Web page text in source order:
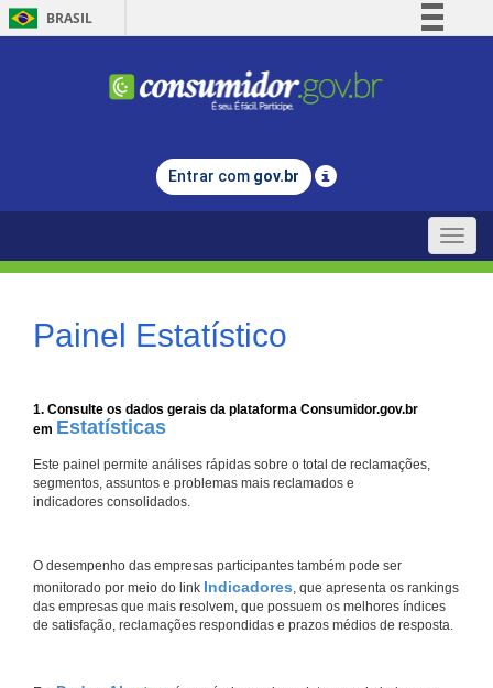
BRASIL
Comunica BR
Legislação
Entrar com gov.br
Toggle
Painel Estatístico
1. Consulte os dados gerais da plataforma Consumidor.gov.br
em Estatísticas
Este painel permite análises rápidas sobre o total de reclamações,
segmentos, assuntos e problemas mais reclamados e
indicadores consolidados.
O desempenho das empresas participantes também pode ser
monitorado por meio do link Indicadores, que apresenta os rankings
das empresas que mais resolvem, que possuem os melhores índices
de satisfação, reclamações respondidas e prazos médios de resposta.